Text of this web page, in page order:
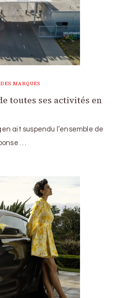
MARQUES
toutes ses activités en
ait suspendu l’ensemble de
…